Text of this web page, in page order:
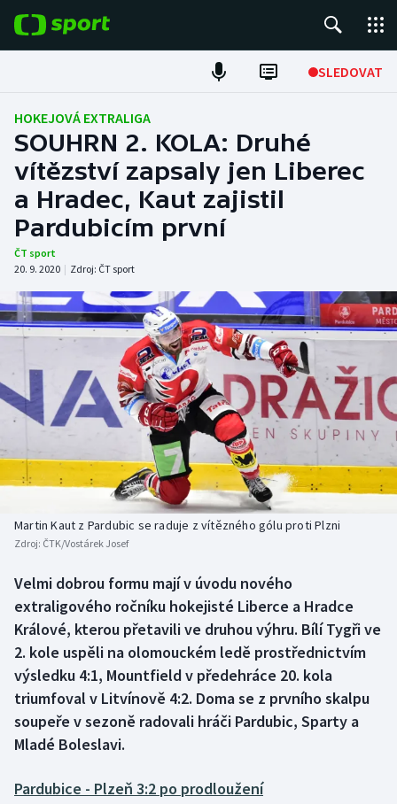
SLEDOVAT
Fotbal
Hokej
Tenis
Atletika
DALŠÍ SPORTY
Americký fotbal
Baseball a softbal
Basketbal
Boby a skeleton
Box
Curling
Florbal
Futsal
Golf
NEPŘEHLÉDNĚTE
Soutěže
Historické návraty
Aplikace ČT sport
AZ kvíz
HOKEJOVÁ EXTRALIGA
SOUHRN 2. KOLA: Druhé
vítězství zapsaly jen Liberec
a Hradec, Kaut zajistil
Pardubicím první
ČT sport
20. 9. 2020 | Zdroj: ČT sport
Martin Kaut z Pardubic se raduje z vítězného gólu proti Plzni
Zdroj: ČTK/Vostárek Josef
Velmi dobrou formu mají v úvodu nového
extraligového ročníku hokejisté Liberce a Hradce
Králové, kterou přetavili ve druhou výhru. Bílí Tygři ve
2. kole uspěli na olomouckém ledě prostřednictvím
výsledku 4:1, Mountfield v předehráce 20. kola
triumfoval v Litvínově 4:2. Doma se z prvního skalpu
soupeře v sezoně radovali hráči Pardubic, Sparty a
Mladé Boleslavi.
Pardubice - Plzeň 3:2 po prodloužení